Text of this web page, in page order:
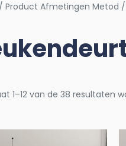
/ Product Afmetingen Metod
1–12 van de 38 resultaten